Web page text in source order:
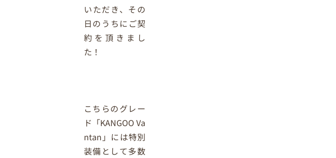
いただき、その
日のうちにご契
約を頂きまし
た！
こちらのグレー
ド「KANGOO Va
ntan」には特別
装備として多数